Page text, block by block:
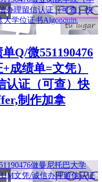
Q/微551190476
成绩单=文凭）
认证（可查）快
制作加拿